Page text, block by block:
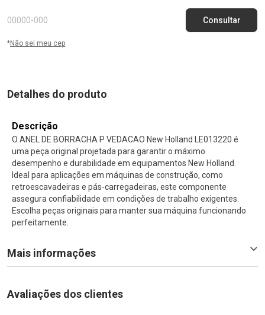
*Não sei meu cep
Detalhes do produto
Descrição
O ANEL DE BORRACHA P VEDACAO New Holland LE013220 é
uma peça original projetada para garantir o máximo
desempenho e durabilidade em equipamentos New Holland.
Ideal para aplicações em máquinas de construção, como
retroescavadeiras e pás-carregadeiras, este componente
assegura confiabilidade em condições de trabalho exigentes.
Escolha peças originais para manter sua máquina funcionando
perfeitamente.
Mais informações
Avaliações dos clientes